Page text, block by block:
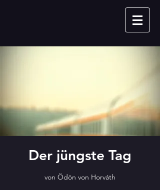
Der jüngste Tag
von Ödön von Horváth